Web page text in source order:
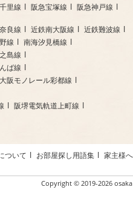
里線 阪急宝塚線
阪急神戸線
良線 近鉄南大阪線 近鉄難波線
線 南海汐見橋線
島線
ば線
大阪モノレール彩都線
阪堺電気軌道上町線
ついて お部屋探し用語集
家主様へ
Copyright © 2019-2026